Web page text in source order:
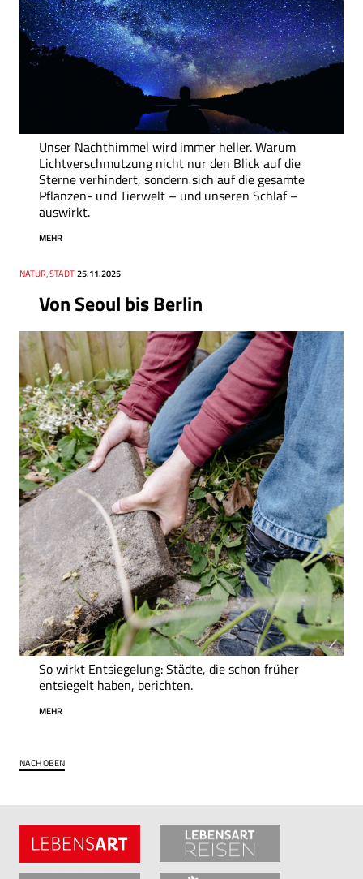
Unser Nachthimmel wird immer heller. Warum
Lichtverschmutzung nicht nur den Blick auf die
Sterne verhindert, sondern sich auf die gesamte
Pflanzen- und Tierwelt – und unseren Schlaf –
auswirkt.
MEHR
Von Seoul bis Berlin
Thema
NATUR, STADT
Datum 25.11.2025
So wirkt Entsiegelung: Städte, die schon früher
entsiegelt haben, berichten.
MEHR
NACH OBEN